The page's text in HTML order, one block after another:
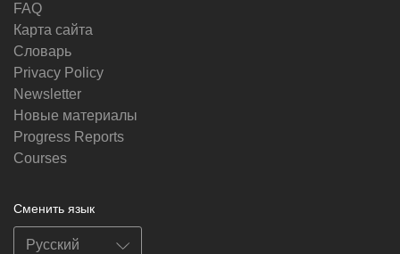
FAQ
Карта сайта
Словарь
Privacy Policy
Newsletter
Новые материалы
Progress Reports
Courses
Сменить язык